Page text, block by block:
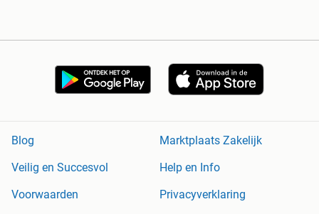
Blog
Marktplaats Zakelijk
Veilig en Succesvol
Help en Info
Voorwaarden
Privacyverklaring